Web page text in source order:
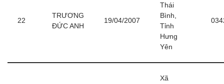
22
TRƯƠNG
ĐỨC ANH
19/04/2007
Thái
Bình,
Tỉnh
Hưng
Yên
Xã